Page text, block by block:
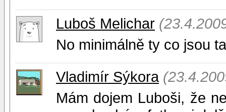
Luboš Melichar
No minimálně ty co jsou
Vladimír Sýkora
Mám dojem Luboši, že